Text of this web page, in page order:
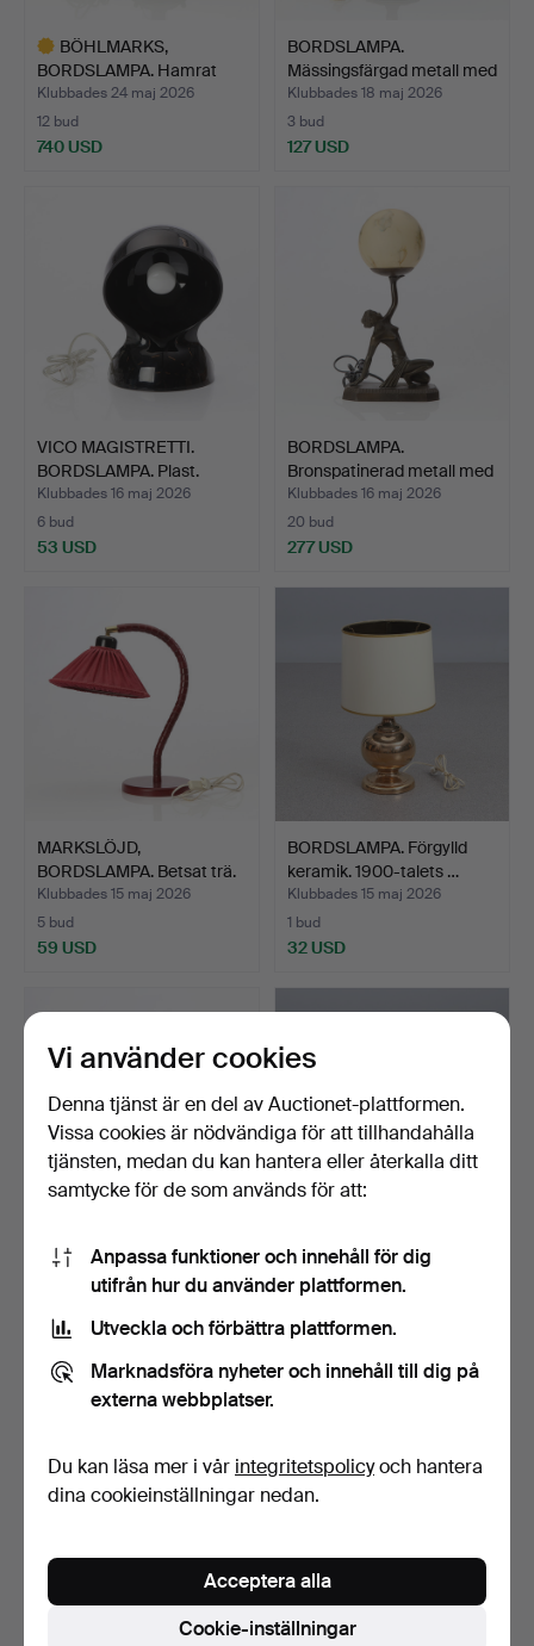
BÖHLMARKS,
BORDSLAMPA. Hamrat
smide med de…
Klubbades 24 maj 2026
12 bud
740 USD
BORDSLAMPA.
Mässingsfärgad metall med
glas…
Klubbades 18 maj 2026
3 bud
127 USD
VICO MAGISTRETTI.
BORDSLAMPA. Plast.
Artem…
Klubbades 16 maj 2026
6 bud
53 USD
BORDSLAMPA.
Bronspatinerad metall med
glas…
Klubbades 16 maj 2026
20 bud
277 USD
MARKSLÖJD,
BORDSLAMPA. Betsat trä.
Samtida…
Klubbades 15 maj 2026
5 bud
59 USD
BORDSLAMPA. Förgylld
keramik. 1900-talets …
Klubbades 15 maj 2026
1 bud
32 USD
ATELJE LYKTAN,
BORDSLAMPA. Lackerad
och fö…
Klubbades 15 maj 2026
6 bud
BORDSLAMPA. Bemålad
metalll. Naturalistisk…
Klubbades 12 maj 2026
2 bud
Vi använder cookies
Denna tjänst är en del av Auctionet-plattformen.
Vissa cookies är nödvändiga för att tillhandahålla
tjänsten, medan du kan hantera eller återkalla ditt
samtycke för de som används för att:
Anpassa funktioner och innehåll för dig
utifrån hur du använder plattformen.
Utveckla och förbättra plattformen.
Marknadsföra nyheter och innehåll till dig på
externa webbplatser.
Du kan läsa mer i vår integritetspolicyoch hantera
dina cookieinställningar nedan.
Cookie-inställningar
Acceptera alla